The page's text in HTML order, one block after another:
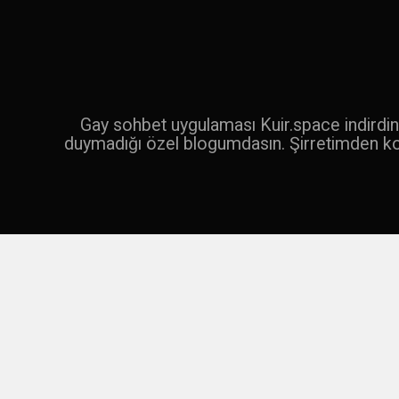
Gay sohbet uygulaması Kuir.space
duymadığı özel blogumdasın. Şirretimden